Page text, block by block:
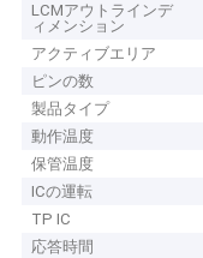
LCMアウトラインデ
ィメンション
アクティブエリア
ピンの数
製品タイプ
動作温度
保管温度
ICの運転
TP IC
応答時間